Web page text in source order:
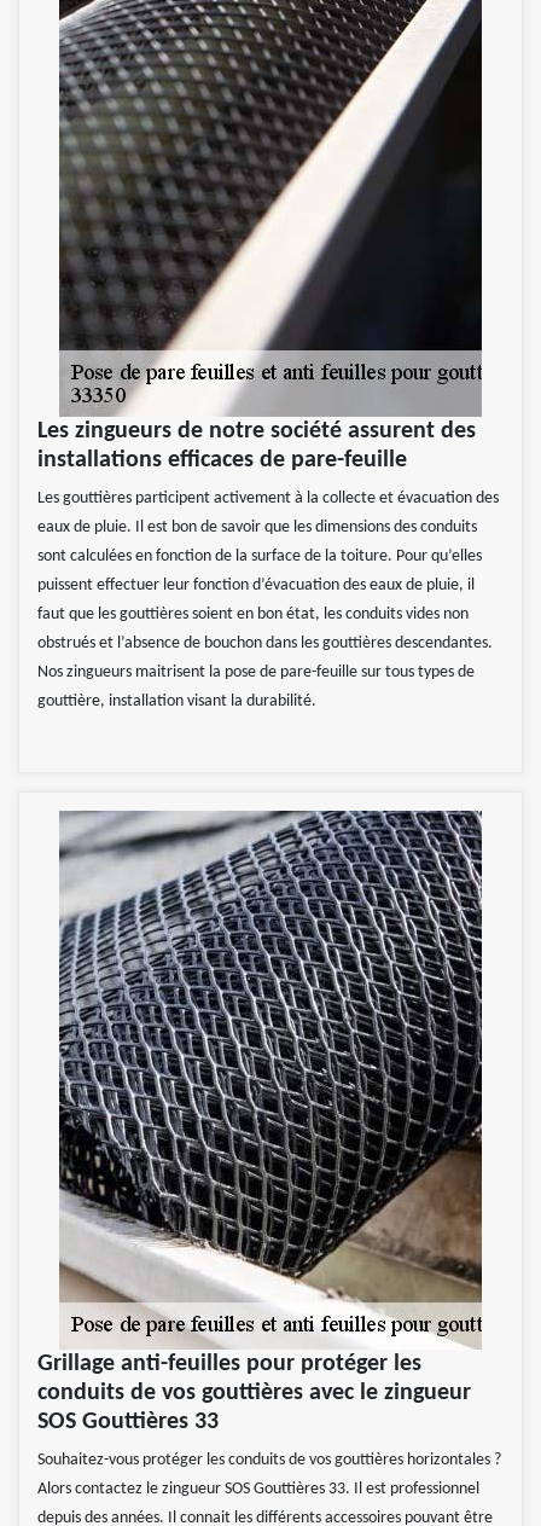
Les zingueurs de notre société assurent des
installations efficaces de pare-feuille
Les gouttières participent activement à la collecte et évacuation des
eaux de pluie. Il est bon de savoir que les dimensions des conduits
sont calculées en fonction de la surface de la toiture. Pour qu’elles
puissent effectuer leur fonction d’évacuation des eaux de pluie, il
faut que les gouttières soient en bon état, les conduits vides non
obstrués et l’absence de bouchon dans les gouttières descendantes.
Nos zingueurs maitrisent la pose de pare-feuille sur tous types de
gouttière, installation visant la durabilité.
Grillage anti-feuilles pour protéger les
conduits de vos gouttières avec le zingueur
SOS Gouttières 33
Souhaitez-vous protéger les conduits de vos gouttières horizontales ?
Alors contactez le zingueur SOS Gouttières 33. Il est professionnel
depuis des années. Il connait les différents accessoires pouvant être